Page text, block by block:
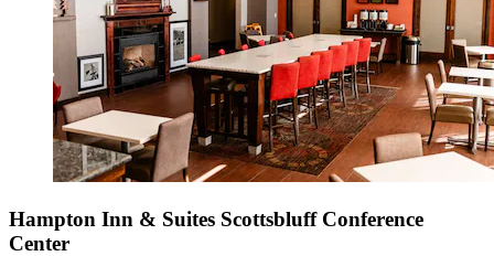
Hampton Inn & Suites Scottsbluff Conference
Center